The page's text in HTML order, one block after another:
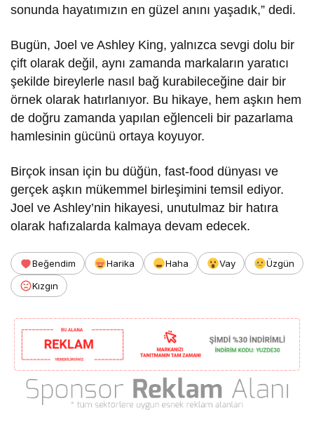
sonunda hayatımızın en güzel anını yaşadık,” dedi.
Bugün, Joel ve Ashley King, yalnızca sevgi dolu bir
çift olarak değil, aynı zamanda markaların yaratıcı
şekilde bireylerle nasıl bağ kurabileceğine dair bir
örnek olarak hatırlanıyor. Bu hikaye, hem aşkın hem
de doğru zamanda yapılan eğlenceli bir pazarlama
hamlesinin gücünü ortaya koyuyor.
Birçok insan için bu düğün, fast-food dünyası ve
gerçek aşkın mükemmel birleşimini temsil ediyor.
Joel ve Ashley’nin hikayesi, unutulmaz bir hatıra
olarak hafızalarda kalmaya devam edecek.
Beğendim Harika Haha Vay
Üzgün
Kızgın